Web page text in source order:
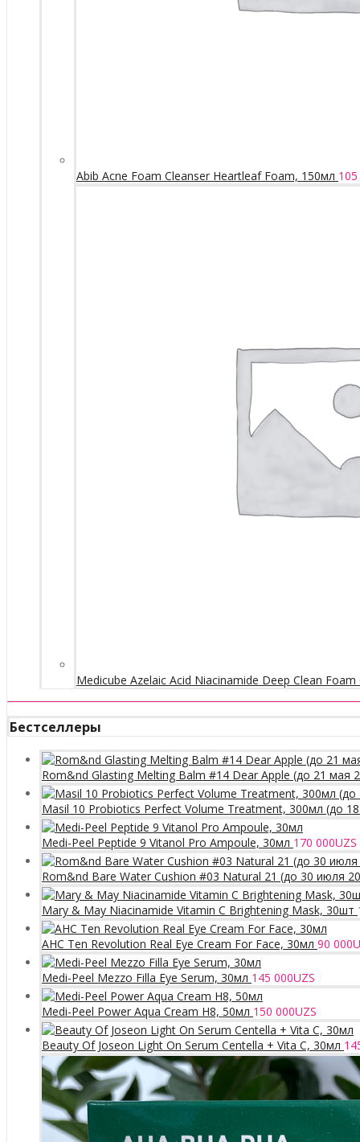
Abib Acne Foam Cleanser Heartleaf Foam, 150мл
Medicube Azelaic Acid Niacinamide Deep Clean Foam
Бестселлеры
Rom&nd Glasting Melting Balm #14 Dear Apple (до 21 мая
Masil 10 Probiotics Perfect Volume Treatment, 300мл (до
Medi-Peel Peptide 9 Vitanol Pro Ampoule, 30мл 170 000UZS
Rom&nd Bare Water Cushion #03 Natural 21 (до 30 июля
Mary & May Niacinamide Vitamin C Brightening Mask, 30шт
AHC Ten Revolution Real Eye Cream For Face, 30мл 90 000
Medi-Peel Mezzo Filla Eye Serum, 30мл 145 000UZS
Medi-Peel Power Aqua Cream H8, 50мл 150 000UZS
Beauty Of Joseon Light On Serum Centella + Vita C, 30мл